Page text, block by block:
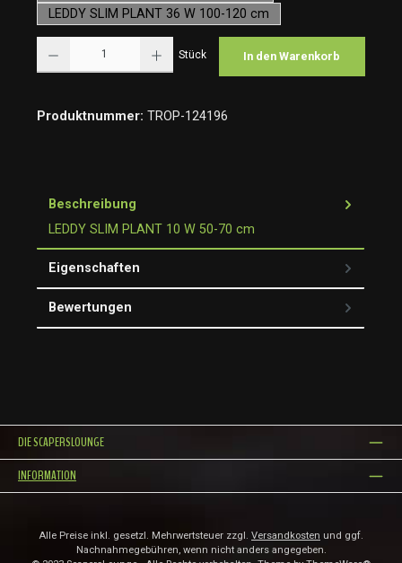
LEDDY SLIM PLANT 36 W 100-120 cm
Stück In den Warenkorb
Produktnummer: TROP-124196
Beschreibung
LEDDY SLIM PLANT 10 W 50-70 cm
Eigenschaften
Bewertungen
DIE SCAPERSLOUNGE
INFORMATION
Alle Preise inkl. gesetzl. Mehrwertsteuer zzgl. Versandkosten und ggf.
Nachnahmegebühren, wenn nicht anders angegeben.